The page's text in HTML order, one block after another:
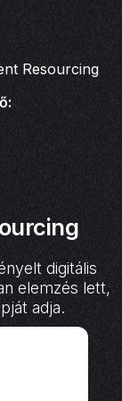
Resourcing
digitális
elemzés lett,
adja.